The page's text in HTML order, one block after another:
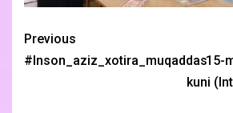
Previous
#Inson_aziz_xotira_muqaddas15-
kuni